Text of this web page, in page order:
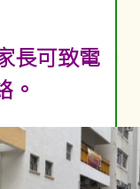
長可致電
。